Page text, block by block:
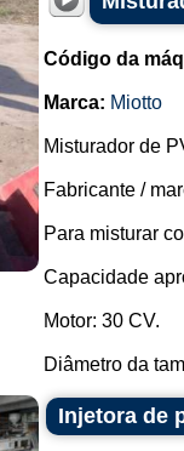
Código da
Marca: Miotto
Misturador de
Fabricante /
Para misturar
Capacidade
Motor: 30 CV.
Diâmetro da
Injetora de